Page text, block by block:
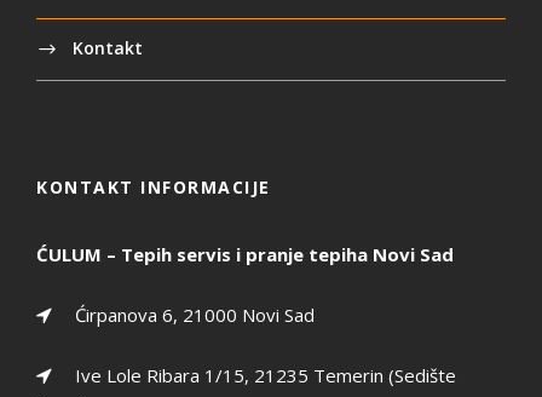
Kontakt
KONTAKT INFORMACIJE
ĆULUM – Tepih servis i pranje tepiha Novi Sad
Ćirpanova 6, 21000 Novi Sad
Ive Lole Ribara 1/15, 21235 Temerin (Sedište